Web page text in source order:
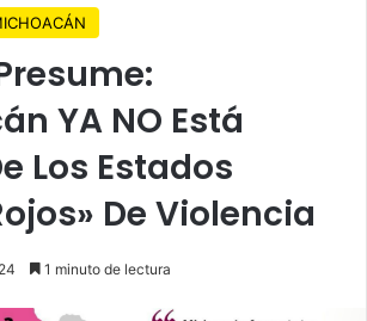
YA NO Está
Los Estados
De Violencia
1 minuto de lectura